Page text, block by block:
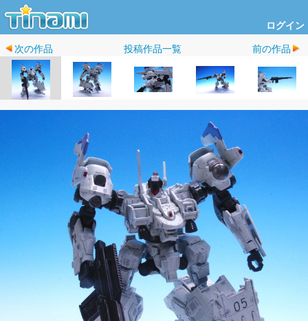
ログイン
次の作品 投稿作品一覧 前の作品